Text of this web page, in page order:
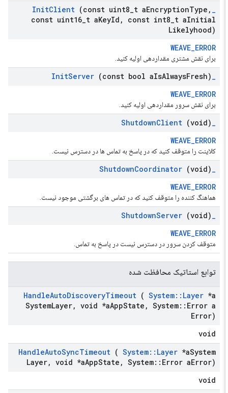
InitClient (const uint8 _ t aEncryptionType ,
const uint16 _ t aKeyId const int8 _ t aInitial
Likelyhood)
WEAVE_ERROR
برای نقش مشتری مقداردهی اولیه کنید.
InitServer (const bool aIsAlwaysFresh)
WEAVE_ERROR
برای نقش سرور مقداردهی اولیه کنید.
ShutdownClient (void)
WEAVE_ERROR
کلاینت را متوقف کنید که در پاسخ به تماس ها در دسترس نیست.
ShutdownCoordinator (void)
WEAVE_ERROR
هماهنگ کننده را متوقف کنید که در تماس های برگشتی موجود نیست.
ShutdownServer (void)
WEAVE_ERROR
متوقف کردن سرور در دسترس نیست در پاسخ به تماس.
توابع استاتیک محافظت شده
HandleAutoDiscoveryTimeout (System ::Layer *a
SystemLayer void *aAppState System ::Error a
Error)
void
HandleAutoSyncTimeout (System ::Layer *aSystem
Layer void *aAppState System ::Error aError)
void